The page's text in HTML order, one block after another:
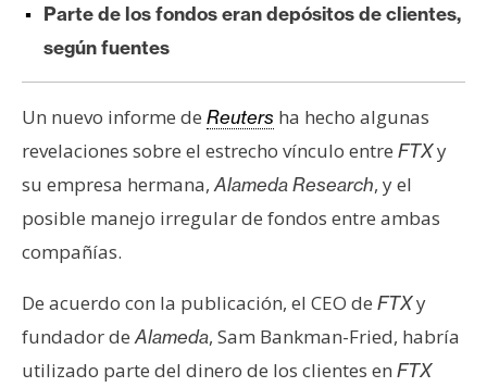
m
A
A
n
á
i
s
i
Parte de los fondos eran depósitos de clientes,
según fuentes
Un nuevo informe de Reuters ha hecho algunas
revelaciones sobre el estrecho vínculo entre FTXy
su empresa hermana, Alameda Research, y el
posible manejo irregular de fondos entre ambas
compañías.
De acuerdo con la publicación, el CEO de FTXy
fundador deAlameda, Sam Bankman-Fried, habría
utilizado parte del dinero de los clientes en FTX